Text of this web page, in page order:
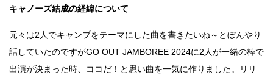
キャノーズ結成の経緯について
元々は2人でキャンプをテーマにした曲を書きたいね～とぼんやり
話していたのですがGO OUT JAMBOREE 2024に2人が一緒の枠で
出演が決まった時、ココだ！と思い曲を一気に作りました。リリ